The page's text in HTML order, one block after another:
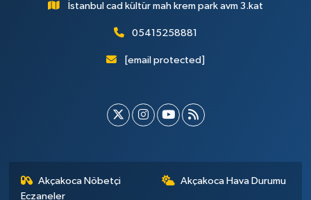
İstanbul cad kültür mah krem park avm 3.kat
05415258881
[email protected]
Akçakoca Nöbetçi
Eczaneler
Akçakoca Hava Durumu